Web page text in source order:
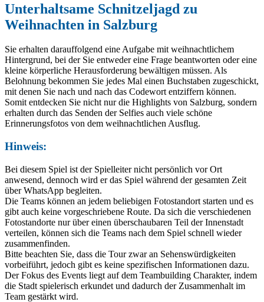
Unterhaltsame Schnitzeljagd zu
Weihnachten in Salzburg
Sie erhalten darauffolgend eine Aufgabe mit weihnachtlichem
Hintergrund, bei der Sie entweder eine Frage beantworten oder eine
kleine körperliche Herausforderung bewältigen müssen. Als
Belohnung bekommen Sie jedes Mal einen Buchstaben zugeschickt,
mit denen Sie nach und nach das Codewort entziffern können.
Somit entdecken Sie nicht nur die Highlights von Salzburg, sondern
erhalten durch das Senden der Selfies auch viele schöne
Erinnerungsfotos von dem weihnachtlichen Ausflug.
Hinweis:
Bei diesem Spiel ist der Spielleiter nicht persönlich vor Ort
anwesend, dennoch wird er das Spiel während der gesamten Zeit
über WhatsApp begleiten.
Die Teams können an jedem beliebigen Fotostandort starten und es
gibt auch keine vorgeschriebene Route. Da sich die verschiedenen
Fotostandorte nur über einen überschaubaren Teil der Innenstadt
verteilen, können sich die Teams nach dem Spiel schnell wieder
zusammenfinden.
Bitte beachten Sie, dass die Tour zwar an Sehenswürdigkeiten
vorbeiführt, jedoch gibt es keine spezifischen Informationen dazu.
Der Fokus des Events liegt auf dem Teambuilding Charakter, indem
die Stadt spielerisch erkundet und dadurch der Zusammenhalt im
Team gestärkt wird.